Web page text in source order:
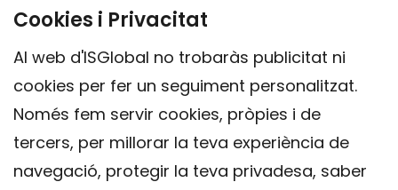
Cookies i Privacitat
Al web d'ISGlobal no trobaràs publicitat ni
cookies per fer un seguiment personalitzat.
Només fem servir cookies, pròpies i de
tercers, per millorar la teva experiència de
navegació, protegir la teva privadesa, saber